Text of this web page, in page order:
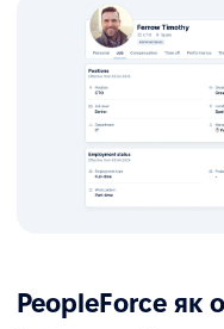
PeopleForce як